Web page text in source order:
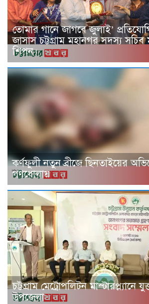
তোমার গানে জাগবে জুলাই’
জাসাস চট্টগ্রাম মহানগর সদস‌্য
শিপন।
কর্ণফুলী নতুন ব্রীজে ছিনতাইয়ের
গণধোলায়
চট্টগ্রাম মেট্রোপলিটন মাস্টারপ্ল্যানে
উপজেলা